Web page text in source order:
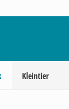
Kleintier